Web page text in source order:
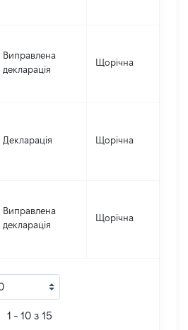
Виправлена
декларація
Щорічна
Декларація Щорічна
Виправлена
декларація
Щорічна
1 - 10 з 15